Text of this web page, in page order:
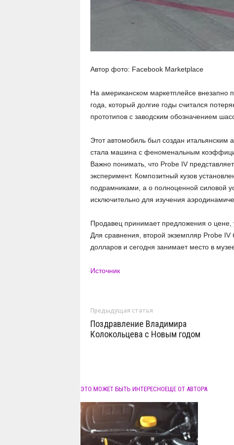
Автор фото: Facebook Marketplace
На американском маркетплейсе внезапно
года, который долгие годы считался
прототипов с заводским обозначением
Этот автомобиль был создан итальянским
стала машина с феноменальным
Важно понимать, что Probe IV
эксперимент. Композитный кузов
подрамниками, а о полноценной силовой
исключительно для изучения
Продавец принимает предложения о цене,
Для сравнения, второй экземпляр Probe
долларов и сегодня занимает место в
Источник
Предыдущая статья
Поздравление Владимира
Колокольцева с Новым годом
ЭТО МОЖЕТ БЫТЬ ИНТЕРЕСНОЕЩЕ ОТ АВТОРА